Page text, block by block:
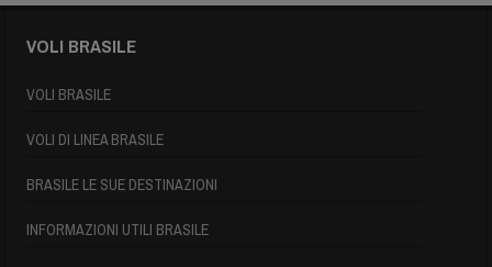
VOLI BRASILE
VOLI BRASILE
VOLI DI LINEA BRASILE
BRASILE LE SUE DESTINAZIONI
INFORMAZIONI UTILI BRASILE